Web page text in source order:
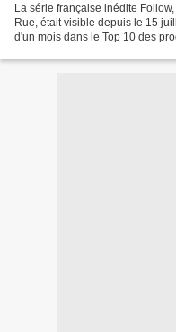
La série française inédite
Rue, était visible depuis le 15
d'un mois dans le Top 10 des